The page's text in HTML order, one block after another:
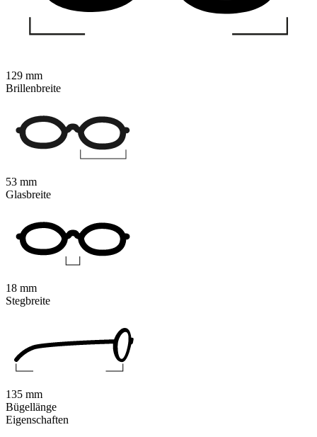
Eigenschaften
129 mm
Brillenbreite
53 mm
Glasbreite
18 mm
Stegbreite
135 mm
Bügellänge